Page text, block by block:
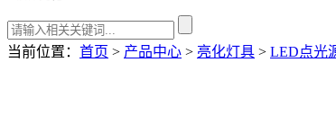
当前位置： 首页 > 产品中心 > 亮化灯具 > LED点光